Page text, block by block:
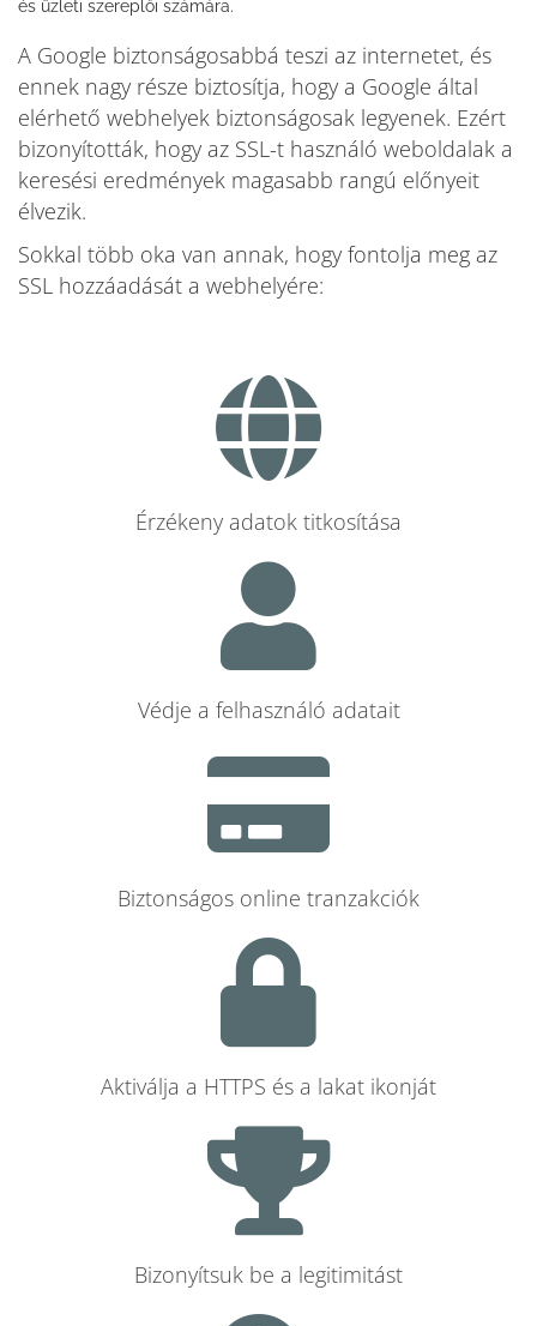
és üzleti szereplői számára.
A Google biztonságosabbá teszi az internetet, és
ennek nagy része biztosítja, hogy a Google által
elérhető webhelyek biztonságosak legyenek. Ezért
bizonyították, hogy az SSL-t használó weboldalak a
keresési eredmények magasabb rangú előnyeit
élvezik.
Sokkal több oka van annak, hogy fontolja meg az
SSL hozzáadását a webhelyére:
Érzékeny adatok titkosítása
Védje a felhasználó adatait
Biztonságos online tranzakciók
Aktiválja a HTTPS és a lakat ikonját
Bizonyítsuk be a legitimitást